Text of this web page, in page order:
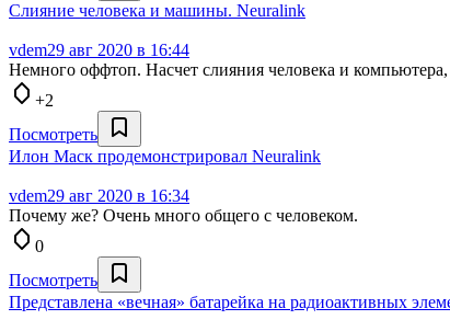
Слияние человека и машины. Neuralink
vdem29 авг 2020 в 16:44
Немного оффтоп. Насчет слияния человека и
+2
Посмотреть
Илон Маск продемонстрировал Neuralink
vdem29 авг 2020 в 16:34
Почему же? Очень много общего с человеком.
0
Посмотреть
Представлена «вечная» батарейка на радиоактивных